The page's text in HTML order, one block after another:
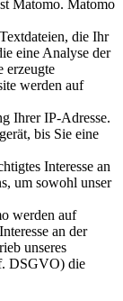
Matomo. Matomo
die Ihr
eine Analyse der
erzeugte
werden auf
Ihrer IP-Adresse.
bis Sie eine
Interesse an
um sowohl unser
werden auf
an der
unseres
DSGVO) die